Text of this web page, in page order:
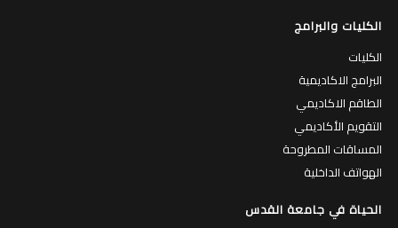
الكليات والبرامج
الكليات
البرامج الاكاديمية
الطاقم الاكاديمي
التقويم الأكاديمي
المساقات المطروحة
الهواتف الداخلية
الحياة في جامعة القدس